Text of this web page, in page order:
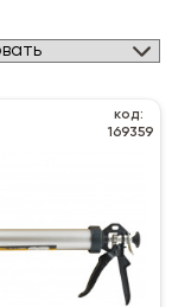
код:
169359